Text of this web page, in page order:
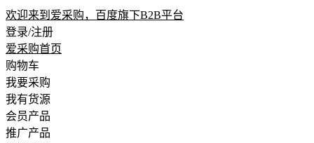
欢迎来到爱采购，百度旗下B2B平台
登录/注册
爱采购首页
购物车
我要采购
我有货源
会员产品
推广产品